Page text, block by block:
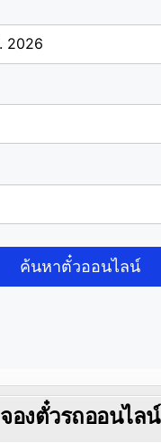
จองตั๋วรถออนไลน์